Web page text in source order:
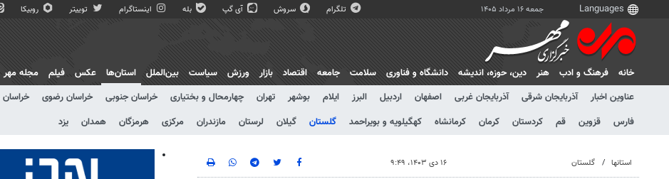
جمعه ۱۶ مرداد ۱۴۰۵ تلگرام سروش آی گپ بله اینستاگرام توییتر روبیکا
خانه فرهنگ و ادب هنر دين، حوزه، انديشه دانشگاه و فناوری سلامت جامعه اقتصاد بازار ورزش سیاست بین‌الملل
استان‌ها
عناوین اخبار
آذربایجان شرقی آذربایجان غربی اصفهان اردبیل البرز ایلام بوشهر تهران چهارمحال و بختیاری خراسان جنوبی خراسان رضوی
فارس
قزوین قم کردستان کرمان کرمانشاه کهگیلویه و بویراحمد گلستان گیلان لرستان مازندران مرکزی هرمزگان همدان یزد
عکس فیلم مجله مهر
استانها گلستان ۱۶ دی ۱۴۰۳، ۹:۴۹